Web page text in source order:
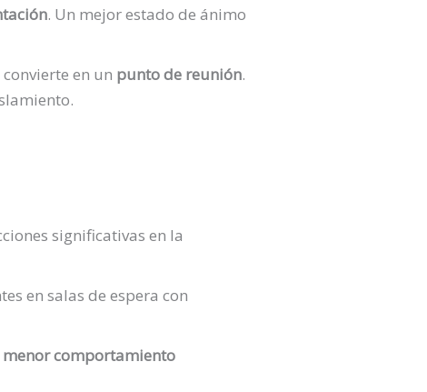
. Un mejor estado de ánimo
en un punto de reunión.
significativas en la
en salas de espera con
comportamiento